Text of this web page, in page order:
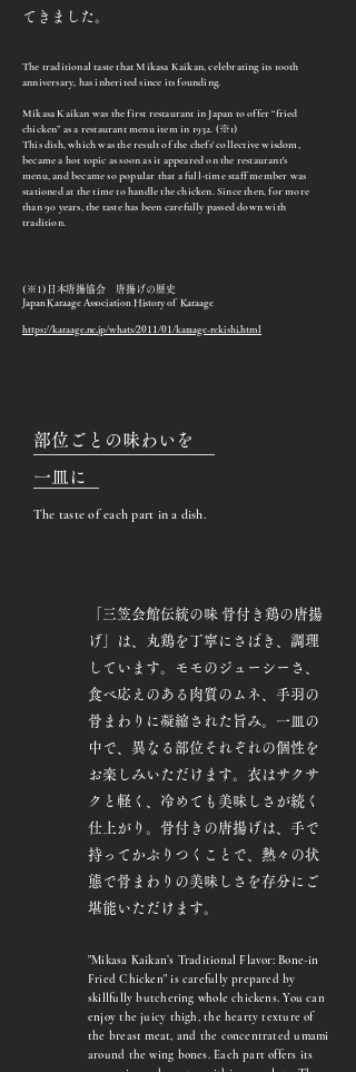
てきました。
The traditional taste that Mikasa Kaikan, celebrating its 100th
anniversary, has inherited since its founding.
Mikasa Kaikan was the first restaurant in Japan to offer “fried
chicken” as a restaurant menu item in 1932. (※1)
This dish, which was the result of the chefs' collective wisdom,
became a hot topic as soon as it appeared on the restaurant's
menu, and became so popular that a full-time staff member was
stationed at the time to handle the chicken. Since then, for more
than 90 years, the taste has been carefully passed down with
tradition.
( ※1 )日本唐揚協会 唐揚げの歴史
Japan Karaage Association History of Karaage
https://karaage.ne.jp/whats/2011/01/karaage-rekishi.html
部位ごとの味わいを
​一皿に
The taste of each part in a dish.
「三笠会館伝統の味 骨付き鶏の唐揚
げ」は、丸鶏を丁寧にさばき、調理
しています。モモのジューシーさ、
食べ応えのある肉質のムネ、手羽の
骨まわりに凝縮された旨み。一皿の
中で、異なる部位それぞれの個性を
お楽しみいただけます。衣はサクサ
クと軽く、冷めても美味しさが続く
仕上がり。骨付きの唐揚げは、手で
持ってかぶりつくことで、熱々の状
態で骨まわりの美味しさを存分にご
堪能いただけます。
"Mikasa Kaikan’s Traditional Flavor: Bone-in
Fried Chicken" is carefully prepared by
skillfully butchering whole chickens. You can
enjoy the juicy thigh, the hearty texture of
the breast meat, and the concentrated umami
around the wing bones. Each part offers its